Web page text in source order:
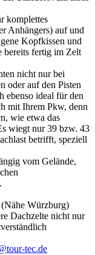
komplettes
Anhängers) auf und
Kopfkissen und
bereits fertig im Zelt
nicht nur bei
oder auf den Pisten
ebenso ideal für den
mit Ihrem Pkw, denn
wie etwa das
wiegt nur 39 bzw. 43
betrifft, speziell
vom Gelände,
(Nähe Würzburg)
Dachzelte nicht nur
tec.de